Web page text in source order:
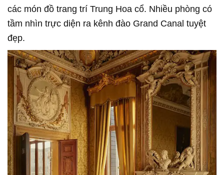
các món đồ trang trí Trung Hoa cổ. Nhiều phòng có
tầm nhìn trực diện ra kênh đào Grand Canal tuyệt
đẹp.